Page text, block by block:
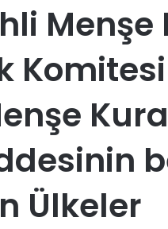
Menşe
Ülkeler